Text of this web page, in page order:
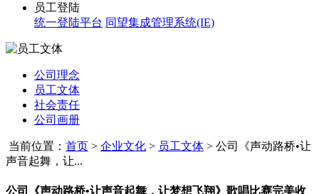
员工登陆
统一登陆平台 同望集成管理系统(IE)
公司理念
员工文体
社会责任
公司画册
当前位置： 首页 > 企业文化 > 员工文体 > 公司《声动路桥•让
声音起舞，让...
公司《声动路桥•让声音起舞，让梦想飞翔》歌唱比赛完美收